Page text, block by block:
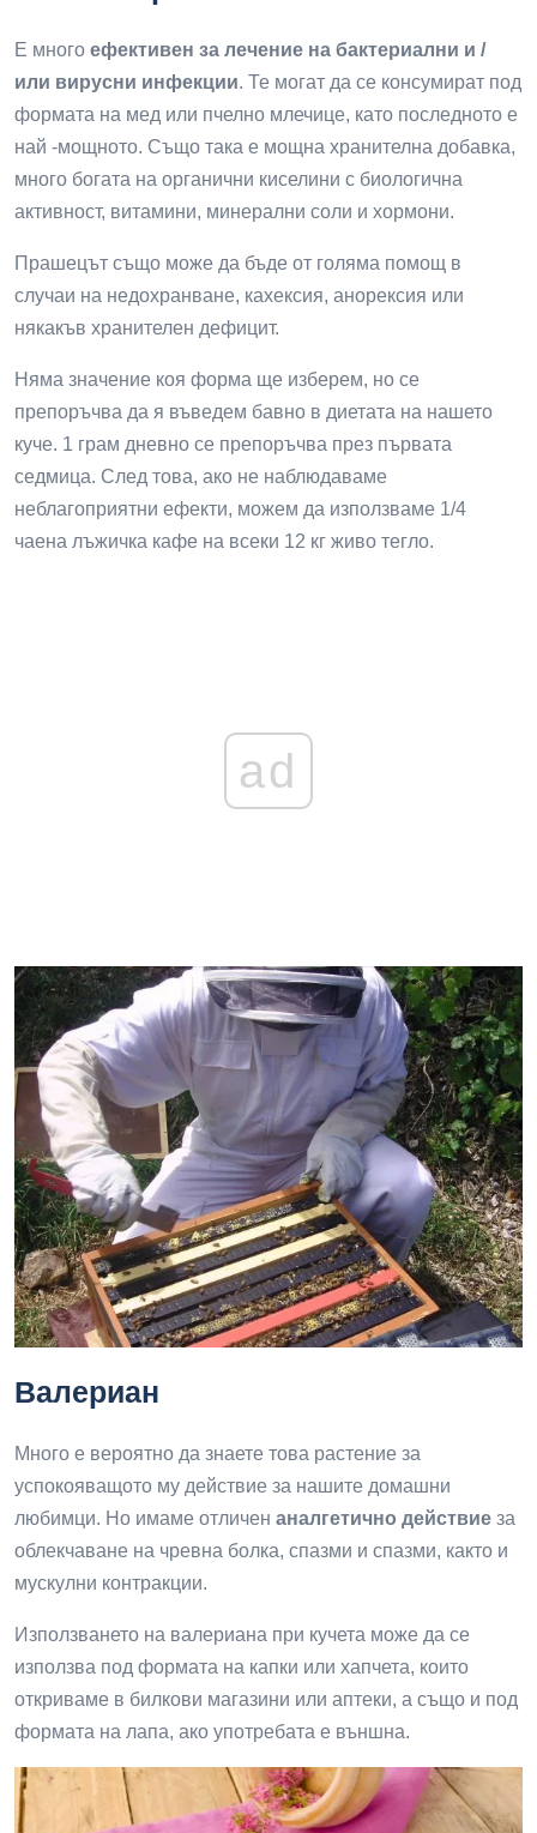
Е много ефективен за лечение на бактериални и /
или вирусни инфекции. Те могат да се консумират под
формата на мед или пчелно млечице, като последното е
най -мощното. Също така е мощна хранителна добавка,
много богата на органични киселини с биологична
активност, витамини, минерални соли и хормони.
Прашецът също може да бъде от голяма помощ в
случаи на недохранване, кахексия, анорексия или
някакъв хранителен дефицит.
Няма значение коя форма ще изберем, но се
препоръчва да я въведем бавно в диетата на нашето
куче. 1 грам дневно се препоръчва през първата
седмица. След това, ако не наблюдаваме
неблагоприятни ефекти, можем да използваме 1/4
чаена лъжичка кафе на всеки 12 кг живо тегло.
ad
Валериан
Много е вероятно да знаете това растение за
успокояващото му действие за нашите домашни
любимци. Но имаме отличен аналгетично действие за
облекчаване на чревна болка, спазми и спазми, както и
мускулни контракции.
Използването на валериана при кучета може да се
използва под формата на капки или хапчета, които
откриваме в билкови магазини или аптеки, а също и под
формата на лапа, ако употребата е външна.